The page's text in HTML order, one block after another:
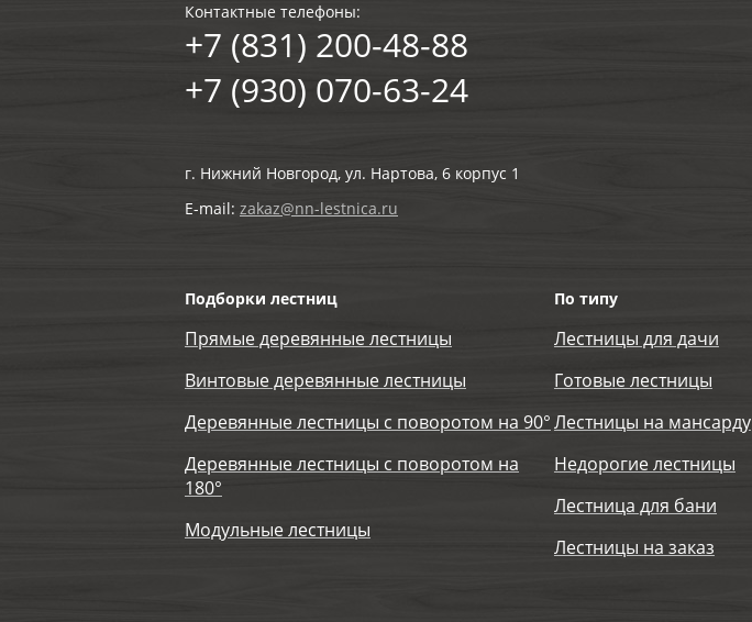
Контактные телефоны:
+7 (831) 200-48-88
+7 (930) 070-63-24
г. Нижний Новгород, ул. Нартова, 6 корпус 1
E-mail: zakaz@nn-lestnica.ru
Подборки лестниц
Прямые деревянные лестницы
Винтовые деревянные лестницы
Деревянные лестницы с поворотом на 90°
Деревянные лестницы с поворотом на
180°
Модульные лестницы
По типу
Лестницы для дачи
Готовые лестницы
Лестницы на мансарду
Недорогие лестницы
Лестница для бани
Лестницы на заказ